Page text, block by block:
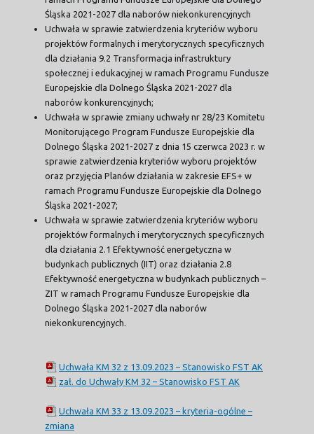
Śląska 2021-2027 dla naborów niekonkurencyjnych
Uchwała w sprawie zatwierdzenia kryteriów wyboru
projektów formalnych i merytorycznych specyficznych
dla działania 9.2 Transformacja infrastruktury
społecznej i edukacyjnej w ramach Programu Fundusze
Europejskie dla Dolnego Śląska 2021-2027 dla
naborów konkurencyjnych;
Uchwała w sprawie zmiany uchwały nr 28/23 Komitetu
Monitorującego Program Fundusze Europejskie dla
Dolnego Śląska 2021-2027 z dnia 15 czerwca 2023 r. w
sprawie zatwierdzenia kryteriów wyboru projektów
oraz przyjęcia Planów działania w zakresie EFS+ w
ramach Programu Fundusze Europejskie dla Dolnego
Śląska 2021-2027;
Uchwała w sprawie zatwierdzenia kryteriów wyboru
projektów formalnych i merytorycznych specyficznych
dla działania 2.1 Efektywność energetyczna w
budynkach publicznych (IIT) oraz działania 2.8
Efektywność energetyczna w budynkach publicznych –
ZIT w ramach Programu Fundusze Europejskie dla
Dolnego Śląska 2021-2027 dla naborów
niekonkurencyjnych.
Uchwała KM 32 z 13.09.2023 – Stanowisko FST AK
zał. do Uchwały KM 32 – Stanowisko FST AK
Uchwała KM 33 z 13.09.2023 – kryteria-ogólne –
zmiana